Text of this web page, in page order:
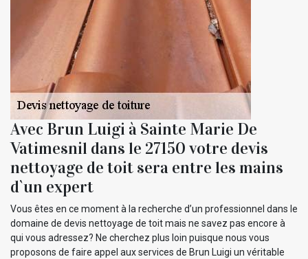
Avec Brun Luigi à Sainte Marie De
Vatimesnil dans le 27150 votre devis
nettoyage de toit sera entre les mains
d`un expert
Vous êtes en ce moment à la recherche d’un professionnel dans le
domaine de devis nettoyage de toit mais ne savez pas encore à
qui vous adressez? Ne cherchez plus loin puisque nous vous
proposons de faire appel aux services de Brun Luigi un véritable